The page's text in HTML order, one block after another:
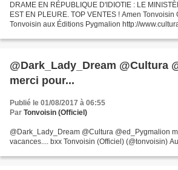
DRAME EN RÉPUBLIQUE D'IDIOTIE : LE
EST EN PLEURE. TOP VENTES ! Amen
Tonvoisin aux Éditions Pygmalion http://
@Dark_Lady_Dream @Cultura
merci pour...
Publié le 01/08/2017 à 06:55
Par Tonvoisin (Officiel)
@Dark_Lady_Dream @Cultura @ed_Pygmalion
vacances.... bxx Tonvoisin (Officiel) (@tonvoisin)